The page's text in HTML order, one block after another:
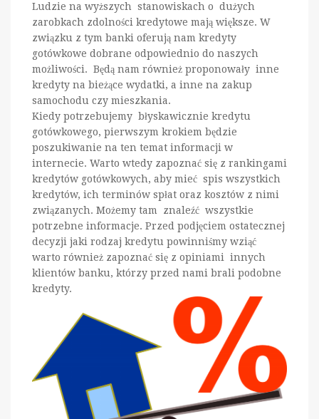
Ludzie na wyższych stanowiskach o dużych
zarobkach zdolności kredytowe mają większe. W
związku z tym banki oferują nam kredyty
gotówkowe dobrane odpowiednio do naszych
możliwości. Będą nam również proponowały inne
kredyty na bieżące wydatki, a inne na zakup
samochodu czy mieszkania.
Kiedy potrzebujemy błyskawicznie kredytu
gotówkowego, pierwszym krokiem będzie
poszukiwanie na ten temat informacji w
internecie. Warto wtedy zapoznać się z rankingami
kredytów gotówkowych, aby mieć spis wszystkich
kredytów, ich terminów spłat oraz kosztów z nimi
związanych. Możemy tam znaleźć wszystkie
potrzebne informacje. Przed podjęciem ostatecznej
decyzji jaki rodzaj kredytu powinniśmy wziąć
warto również zapoznać się z opiniami innych
klientów banku, którzy przed nami brali podobne
kredyty.